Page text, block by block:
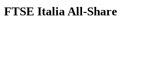
FTSE Italia All-Share